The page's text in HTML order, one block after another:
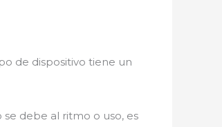
de dispositivo tiene un
debe al ritmo o uso, es